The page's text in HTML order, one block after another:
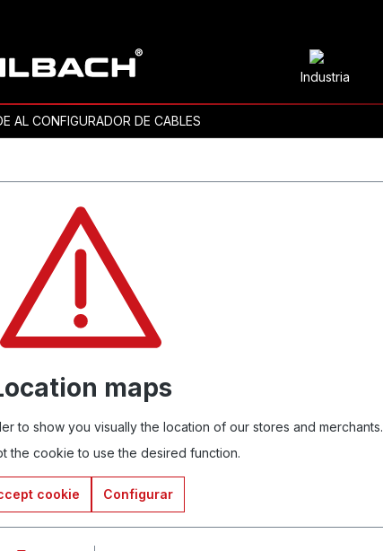
Industria
AL CONFIGURADOR DE CABLES
maps
to show you visually the location of our stores and merchants.
the cookie to use the desired function.
cookie Configurar